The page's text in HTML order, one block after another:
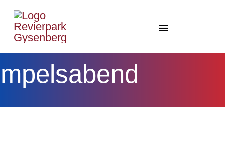
Zum
Inhalt
springen
Toggle
Home Gysenberg/
Therme